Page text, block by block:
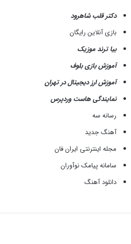
دکتر قلب شاهرود
بازی آنلاین رایگان
بیا ترند موزیک
آموزش بازی بلوف
آموزش ارز دیجیتال در تهران
نمایندگی هاست وردپرس
رسانه سه
آهنگ جدید
مجله اینترنتی ایران فان
سامانه پیامک نوآوران
دانلود آهنگ